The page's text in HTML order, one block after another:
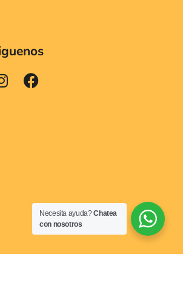
Necesita ayuda?Chatea
con nosotros